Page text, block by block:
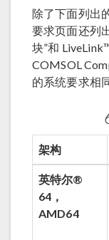
除了下面列出
要求页面还列
块”和
COMSOL
的系统要求相
架构
英特尔®
64，
AMD64